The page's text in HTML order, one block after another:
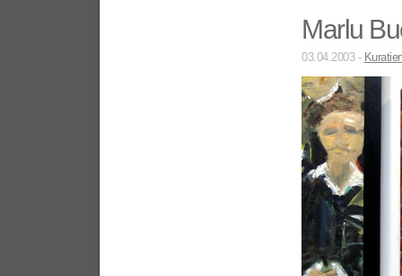
Marlu
03.04.2003 -